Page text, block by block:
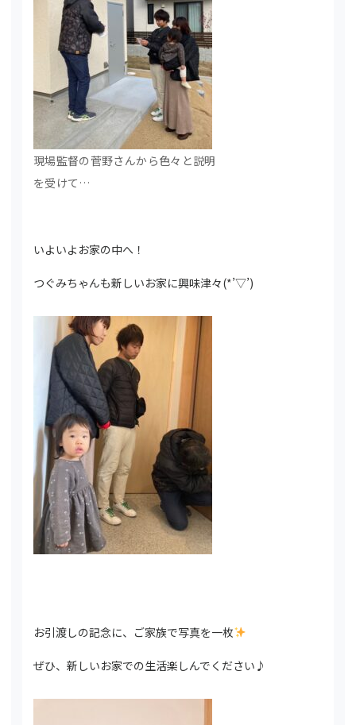
現場監督の菅野さんから色々と説明
を受けて…
いよいよお家の中へ！
つぐみちゃんも新しいお家に興味津々(*’▽’)
お引渡しの記念に、ご家族で写真を一枚
ぜひ、新しいお家での生活楽しんでください♪